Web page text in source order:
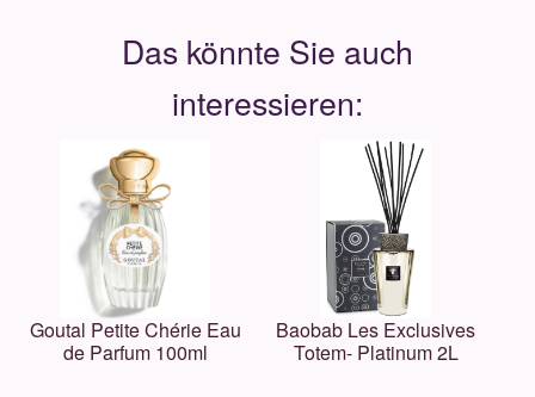
Goutal Petite Chérie Eau
de Parfum 100ml
Baobab Les Exclusives
Totem- Platinum 2L